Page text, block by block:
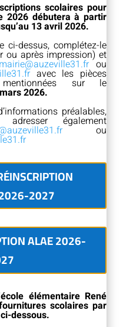
scolaires pour
2026 débutera à partir
13 avril 2026.
ci-dessus, complétez-le
ou après impression) et
ou
avec les pièces
sur le
2026.
préalables,
également
ou
2027
ALAE 2026-
élémentaire René
scolaires par
dessous.